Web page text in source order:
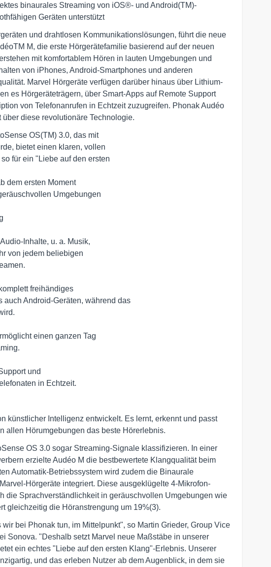
binaurales Streaming von iOS®- und Android(TM)-
Geräten unterstützt
und drahtlosen Kommunikationslösungen, führt die neue
M, die erste Hörgerätefamilie basierend auf der neuen
mit komfortablem Hören in lauten Umgebungen und
von iPhones, Android-Smartphones und anderen
Marvel Hörgeräte verfügen darüber hinaus über Lithium-
es Hörgeräteträgern, über Smart-Apps auf Remote Support
von Telefonanrufen in Echtzeit zuzugreifen. Phonak Audéo
diese revolutionäre Technologie.
OS(TM) 3.0, das mit
bietet einen klaren, vollen
für ein "Liebe auf den ersten
dem ersten Moment
Umgebungen
Inhalte, u. a. Musik,
von jedem beliebigen
freihändiges
Android-Geräten, während das
einen ganzen Tag
und
in Echtzeit.
künstlicher Intelligenz entwickelt. Es lernt, erkennt und passt
allen Hörumgebungen das beste Hörerlebnis.
OS 3.0 sogar Streaming-Signale klassifizieren. In einer
erzielte Audéo M die bestbewertete Klangqualität beim
Automatik-Betriebssystem wird zudem die Binaurale
Hörgeräte integriert. Diese ausgeklügelte 4-Mikrofon-
die Sprachverständlichkeit in geräuschvollen Umgebungen wie
gleichzeitig die Höranstrengung um 19%(3).
bei Phonak tun, im Mittelpunkt", so Martin Grieder, Group Vice
Sonova. "Deshalb setzt Marvel neue Maßstäbe in unserer
ein echtes "Liebe auf den ersten Klang"-Erlebnis. Unserer
und das erleben Nutzer ab dem Augenblick, in dem sie